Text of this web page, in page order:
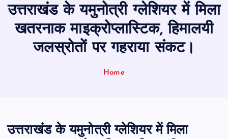
उत्तराखंड के यमुनोत्री ग्लेशियर में मिला
खतरनाक माइक्रोप्लास्टिक, हिमालयी
जलस्रोतों पर गहराया संकट।
Home
उत्तराखंड के यमुनोत्री ग्लेशियर में मिला